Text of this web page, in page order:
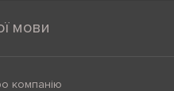
мови
компанію